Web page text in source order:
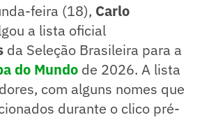
feira (18), Carlo
a lista oficial
da Seleção Brasileira para a
do Mundo de 2026. A lista
com alguns nomes que
durante o clico pré-